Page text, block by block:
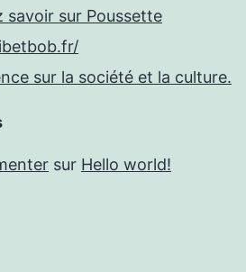
savoir sur Poussette
sur la société et la culture.
sur Hello world!